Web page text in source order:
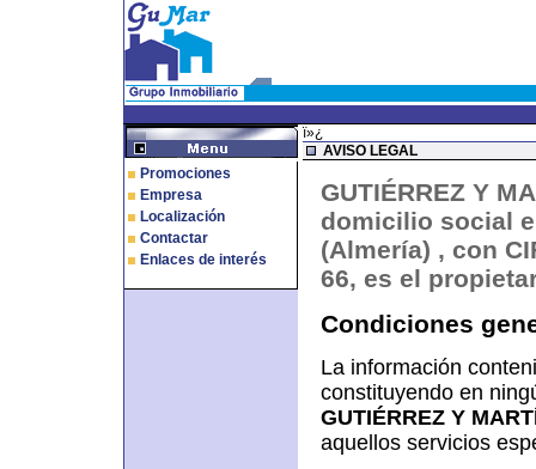
Promociones
Empresa
Localización
Contactar
Enlaces de interés
ï»¿
AVISO LEGAL
GUTIÉRREZ Y
domicilio social
(Almería) , con
66, es el
Condiciones
La información
constituyendo en
GUTIÉRREZ Y
aquellos servicios